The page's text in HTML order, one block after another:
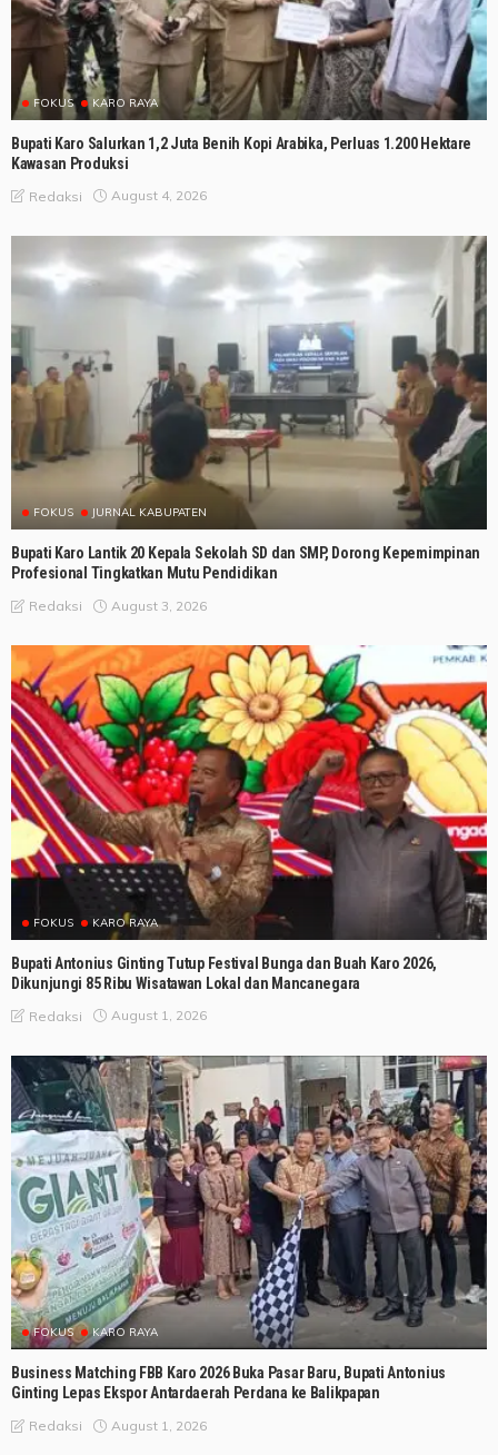
FOKUS KARO RAYA
Bupati Karo Salurkan 1,2 Juta Benih Kopi Arabika, Perluas 1.200 Hektare
Kawasan Produksi
Redaksi August 4, 2026
FOKUS JURNAL KABUPATEN
Bupati Karo Lantik 20 Kepala Sekolah SD dan SMP, Dorong Kepemimpinan
Profesional Tingkatkan Mutu Pendidikan
Redaksi August 3, 2026
FOKUS KARO RAYA
Bupati Antonius Ginting Tutup Festival Bunga dan Buah Karo 2026,
Dikunjungi 85 Ribu Wisatawan Lokal dan Mancanegara
Redaksi August 1, 2026
FOKUS KARO RAYA
Business Matching FBB Karo 2026 Buka Pasar Baru, Bupati Antonius
Ginting Lepas Ekspor Antardaerah Perdana ke Balikpapan
Redaksi August 1, 2026